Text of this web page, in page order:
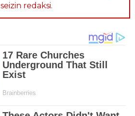
seizin redaksi.